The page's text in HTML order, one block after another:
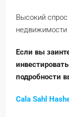
Высокий
недвижимости
Если вы
подробности
Cala Sahl